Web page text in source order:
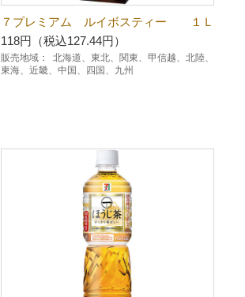
７プレミアム ルイボスティー １Ｌ
118円（税込127.44円）
販売地域：
北海道、東北、関東、甲信越、北陸、
東海、近畿、中国、四国、九州